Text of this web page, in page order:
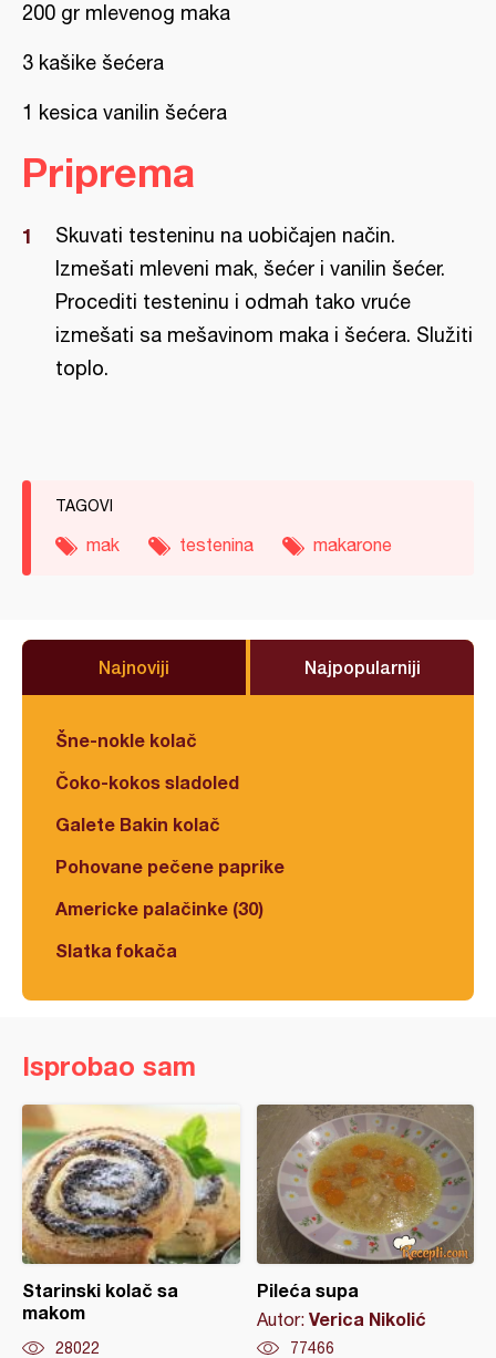
200 gr mlevenog maka
3 kašike šećera
1 kesica vanilin šećera
Priprema
Skuvati testeninu na uobičajen način.
Izmešati mleveni mak, šećer i vanilin šećer.
Procediti testeninu i odmah tako vruće
izmešati sa mešavinom maka i šećera. Služiti
toplo.
TAGOVI
mak testenina makarone
Najnoviji Najpopularniji
Šne-nokle kolač
Čoko-kokos sladoled
Galete Bakin kolač
Pohovane pečene paprike
Americke palačinke (30)
Slatka fokača
Isprobao sam
Starinski kolač sa
makom
28022
Pileća supa
Autor: Verica Nikolić
77466